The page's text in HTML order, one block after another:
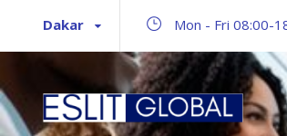
Dakar Mon - Fri 08:00-